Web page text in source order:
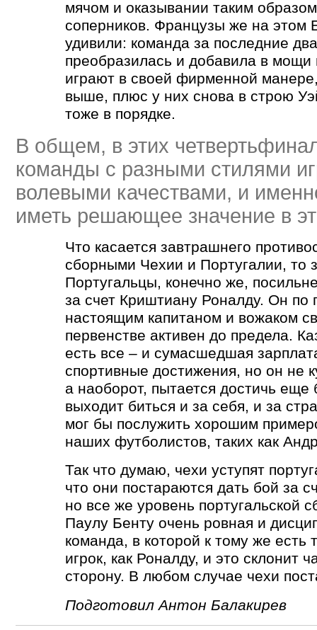
мячом и оказывании таким
соперников. Французы же на этом
удивили: команда за последние
преобразилась и добавила в мощи
играют в своей фирменной
выше, плюс у них снова в строю
тоже в порядке.
В общем, в этих
команды с разными стилями
волевыми качествами, и
иметь решающее значение в
Что касается завтрашнего
сборными Чехии и Португалии, то
Португальцы, конечно же,
за счет Криштиану Роналду. Он по
настоящим капитаном и вожаком
первенстве активен до предела.
есть все – и сумасшедшая
спортивные достижения, но он не
а наоборот, пытается достичь
выходит биться и за себя, и за
мог бы послужить хорошим
наших футболистов, таких как
Так что думаю, чехи уступят
что они постараются дать бой за
но все же уровень португальской
Паулу Бенту очень ровная и
команда, в которой к тому же
игрок, как Роналду, и это склонит
сторону. В любом случае чехи
Подготовил Антон Балакирев